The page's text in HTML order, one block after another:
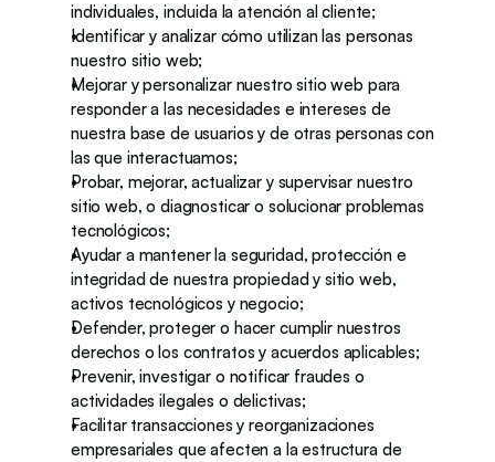
individuales, incluida la atención al cliente;
Identificar y analizar cómo utilizan las personas
nuestro sitio web;
Mejorar y personalizar nuestro sitio web para
responder a las necesidades e intereses de
nuestra base de usuarios y de otras personas con
las que interactuamos;
Probar, mejorar, actualizar y supervisar nuestro
sitio web, o diagnosticar o solucionar problemas
tecnológicos;
Ayudar a mantener la seguridad, protección e
integridad de nuestra propiedad y sitio web,
activos tecnológicos y negocio;
Defender, proteger o hacer cumplir nuestros
derechos o los contratos y acuerdos aplicables;
Prevenir, investigar o notificar fraudes o
actividades ilegales o delictivas;
Facilitar transacciones y reorganizaciones
empresariales que afecten a la estructura de